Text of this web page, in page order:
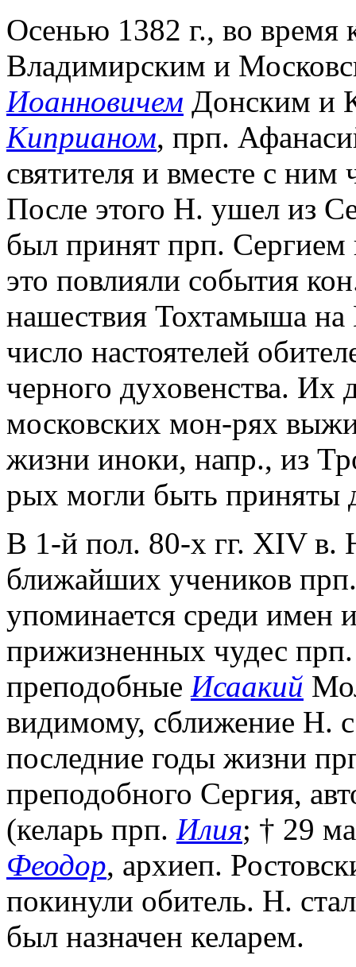
Осенью 1382 г., во время
Владимирским и
Иоанновичем Донским и
Киприаном, прп.
святителя и вместе с ним
После этого Н. ушел из
был принят прп. Сергием
это повлияли события
нашествия Тохтамыша
число настоятелей
черного духовенства.
московских мон-рях
жизни иноки, напр., из
рых могли быть приняты
В 1-й пол. 80-х гг. XIV в.
ближайших учеников
упоминается среди имен
прижизненных чудес
преподобные Исаакий
видимому, сближение Н.
последние годы жизни
преподобного Сергия,
(келарь прп. Илия; † 29
Феодор, архиеп.
покинули обитель. Н.
был назначен келарем.